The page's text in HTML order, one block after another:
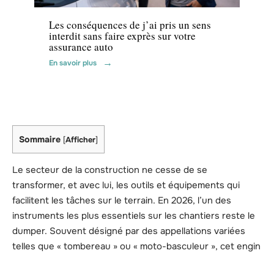
Les conséquences de j’ai pris un sens
interdit sans faire exprès sur votre
assurance auto
En savoir plus
Sommaire [Afficher]
Le secteur de la construction ne cesse de se
transformer, et avec lui, les outils et équipements qui
facilitent les tâches sur le terrain. En 2026, l’un des
instruments les plus essentiels sur les chantiers reste le
dumper. Souvent désigné par des appellations variées
telles que « tombereau » ou « moto-basculeur », cet engin